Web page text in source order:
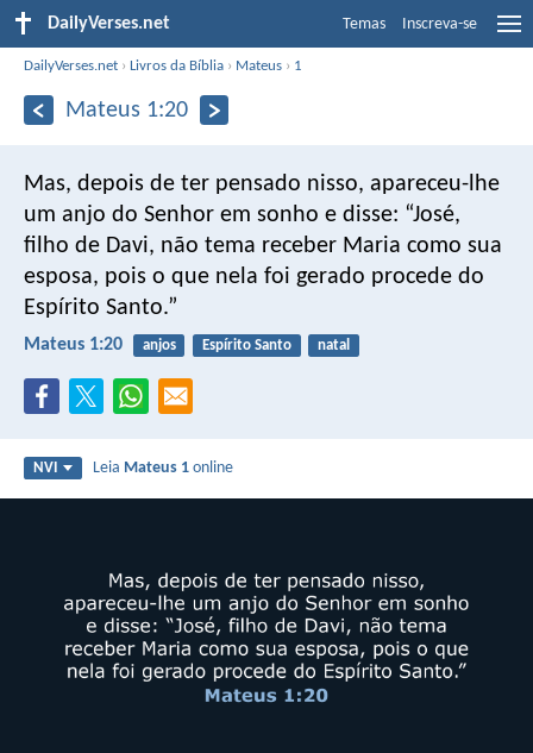
DailyVerses.net Temas Inscreva-se
DailyVerses.net ›Livros da Bíblia › Mateus › 1
Mateus 1:20
Mas, depois de ter pensado nisso, apareceu-lhe
um anjo do Senhor em sonho e disse: “José,
filho de Davi, não tema receber Maria como sua
esposa, pois o que nela foi gerado procede do
Espírito Santo.”
Mateus 1:20 anjos Espírito Santo natal
NVI Leia Mateus 1 online